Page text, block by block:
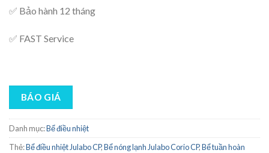
✅ Bảo hành 12 tháng
✅ FAST Service
BÁO GIÁ
Danh mục:Bể điều nhiệt
Thẻ:Bể điều nhiệt Julabo CP,Bể nóng lạnh Julabo Corio CP,Bể tuần hoàn